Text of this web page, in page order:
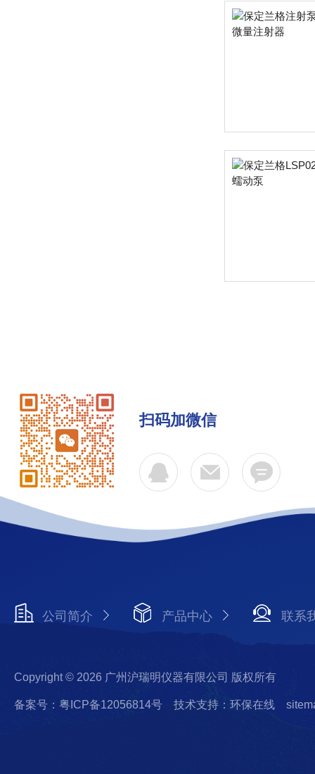
扫码加微信
公司简介 产品中心 联系
Copyright © 2026 广州沪瑞明仪器有限公司 版权所有
备案号：粤ICP备12056814号 技术支持：环保在线